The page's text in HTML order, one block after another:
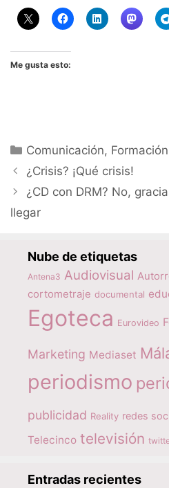
Me gusta esto:
Categorías
Comunicación, Formación
¿Crisis? ¡Qué crisis!
¿CD con DRM? No,
llegar
Nube de etiquetas
Antena3 Audiovisual
cortometraje documental
Egoteca Eurovideo
Marketing Mediaset
periodismo
publicidad Reality redes
Telecinco televisión
Entradas recientes